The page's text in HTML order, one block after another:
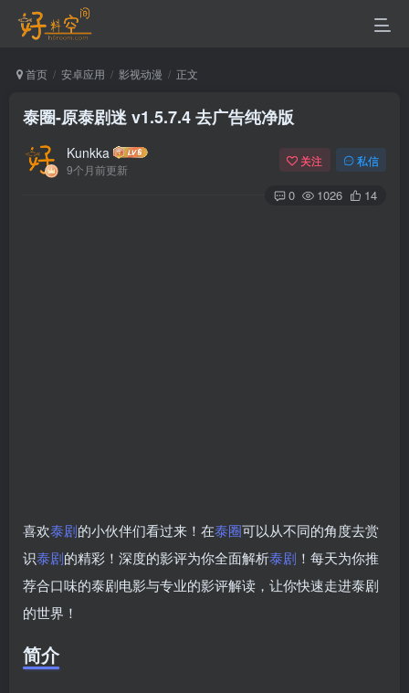
首页 安卓应用 影视动漫 正文
泰圈-原泰剧迷 v1.5.7.4 去广告纯净版
Kunkka
9个月前更新
关注 私信
0 1026 14
喜欢泰剧的小伙伴们看过来！在泰圈可以从不同的角度去赏
识泰剧的精彩！深度的影评为你全面解析泰剧 ！每天为你推
荐合口味的泰剧电影与专业的影评解读，让你快速走进泰剧
的世界！
简介